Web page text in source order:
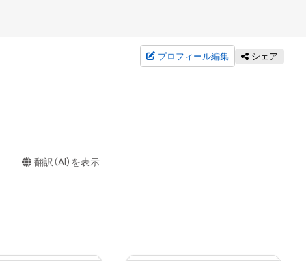
プロフィール編集 シェア
翻訳（AI）を表示